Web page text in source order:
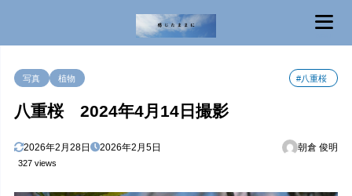
写真 植物 #八重桜
八重桜 2024年4月14日撮影
2026年2月28日 2026年2月5日 朝倉 俊明
327 views